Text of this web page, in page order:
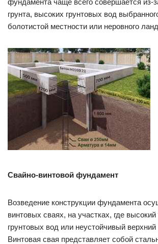
фундамента чаще всего совершается из-
грунта, высоких грунтовых вод
болотистой местности или неровного
Свайно-винтовой фундамент
Возведение конструкции фундамента
винтовых сваях, на участках, где
грунтовых вод или неустойчивый
Винтовая свая представляет собой